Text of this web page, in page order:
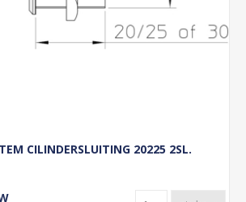
CILINDERSLUITING 20225 2SL.